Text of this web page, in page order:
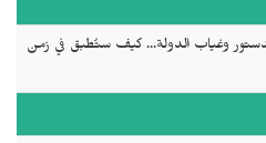
وغياب الدولة... كيف ستُطبق في زمن